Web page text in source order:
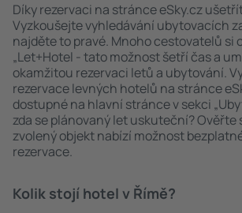
Díky rezervaci na stránce eSky.cz
Vyzkoušejte vyhledávání ubytovacích
najděte to pravé. Mnoho cestovatelů si
„Let+Hotel - tato možnost šetří čas a
okamžitou rezervaci letů a ubytování.
rezervace levných hotelů na stránce
dostupné na hlavní stránce v sekci
zda se plánovaný let uskuteční? Ověřte
zvolený objekt nabízí možnost
rezervace.
Kolik stojí hotel v Římě?